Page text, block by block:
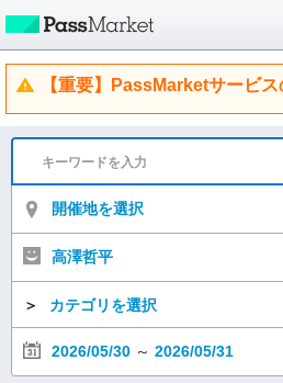
【重要】PassMarketサービ
開催地を選択
高澤哲平
＞ カテゴリを選択
2026/05/30 ～ 2026/05/31